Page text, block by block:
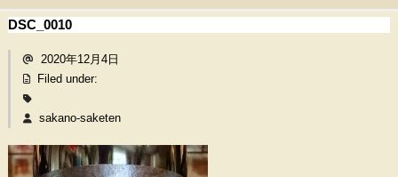
DSC_0010
2020年12月4日
Filed under:
sakano-saketen